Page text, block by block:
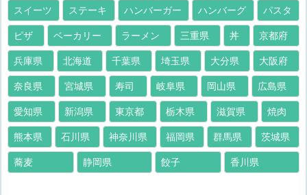
スイーツ ステーキ ハンバーガー ハンバーグ パスタ
ピザ ベーカリー ラーメン 三重県 丼 京都府
兵庫県 北海道 千葉県 埼玉県 大分県 大阪府
奈良県 宮城県 寿司 岐阜県 岡山県 広島県
愛知県 新潟県 東京都 栃木県 滋賀県 焼肉
熊本県 石川県 神奈川県 福岡県 群馬県 茨城県
蕎麦 静岡県 餃子 香川県